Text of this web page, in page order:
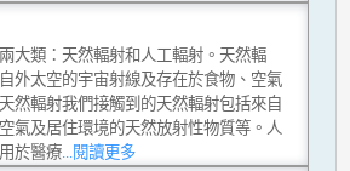
大類：天然輻射和人工輻射。天然輻
外太空的宇宙射線及存在於食物、空氣
然輻射我們接觸到的天然輻射包括來自
氣及居住環境的天然放射性物質等。人
於醫療...閱讀更多